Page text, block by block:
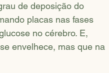
de deposição do
placas nas fases
no cérebro. E,
envelhece, mas que na